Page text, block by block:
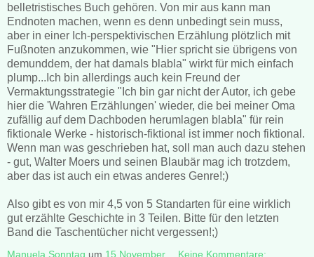
belletristisches Buch gehören. Von mir aus kann man
Endnoten machen, wenn es denn unbedingt sein muss,
aber in einer Ich-perspektivischen Erzählung plötzlich mit
Fußnoten anzukommen, wie "Hier spricht sie übrigens von
demunddem, der hat damals blabla" wirkt für mich einfach
plump...Ich bin allerdings auch kein Freund der
Vermaktungsstrategie "Ich bin gar nicht der Autor, ich gebe
hier die 'Wahren Erzählungen' wieder, die bei meiner Oma
zufällig auf dem Dachboden herumlagen blabla" für rein
fiktionale Werke - historisch-fiktional ist immer noch fiktional.
Wenn man was geschrieben hat, soll man auch dazu stehen
- gut, Walter Moers und seinen Blaubär mag ich trotzdem,
aber das ist auch ein etwas anderes Genre!;)
Also gibt es von mir 4,5 von 5 Standarten für eine wirklich
gut erzählte Geschichte in 3 Teilen. Bitte für den letzten
Band die Taschentücher nicht vergessen!;)
Manuela Sonntag um 15 November Keine Kommentare: